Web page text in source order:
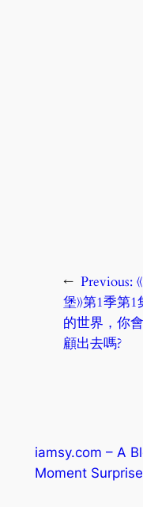
← Previous:
堡》第1季第
的世界，你
顧出去嗎?
iamsy.com – A
Moment